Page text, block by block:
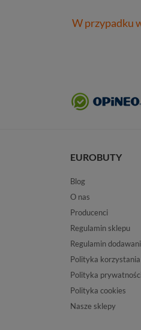
W przypadku
EUROBUTY
Blog
O nas
Producenci
Regulamin sklepu
Regulamin
Polityka korzystania
Polityka
Polityka cookies
Nasze sklepy